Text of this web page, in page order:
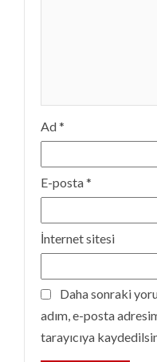
Ad*
E-posta*
İnternet sitesi
Daha sonraki
adım, e-posta
tarayıcıya